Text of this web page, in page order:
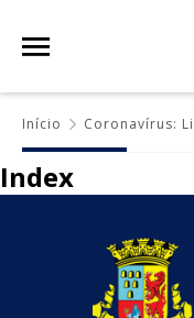
Início Coronavírus:
Index